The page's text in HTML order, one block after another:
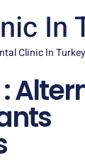
In
Clinic In Turkey